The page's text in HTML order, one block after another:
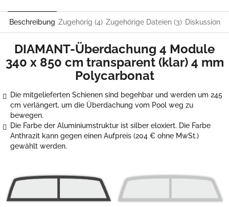
Beschreibung Zugehörig (4) Zugehörige Dateien (3) Diskussion
DIAMANT-Überdachung 4 Module
340 x 850 cm transparent (klar) 4 mm
Polycarbonat
Die mitgelieferten Schienen sind begehbar und werden um 245
cm verlängert, um die Überdachung vom Pool weg zu
bewegen.
Die Farbe der Aluminiumstruktur ist silber eloxiert. Die Farbe
Anthrazit kann gegen einen Aufpreis (204 € ohne MwSt.)
gewählt werden.